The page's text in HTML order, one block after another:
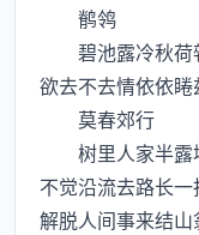
鹡鸰
碧池露冷秋荷
欲去不去情依依
莫春郊行
树里人家半露
不觉沿流去路长
解脱人间事来结山